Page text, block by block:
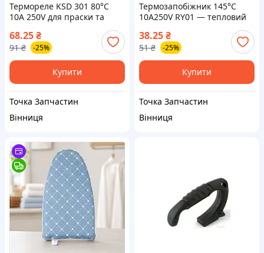
Термореле KSD 301 80°C
10A 250V для праски та
обігрівача — біметалевий
тепловий захист
68.25₴
91 ₴ -25%
Купити
Точка Запчастин
Вінниця
Термозапобіжник 145°C
10А250V RY01 — тепловий
захист побутових приладів
38.25₴
51 ₴ -25%
Купити
Точка Запчастин
Вінниця